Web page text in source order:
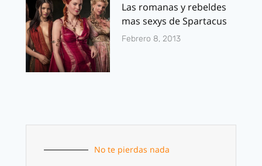
Las romanas y rebeldes
mas sexys de Spartacus
Febrero 8, 2013
No te pierdas nada